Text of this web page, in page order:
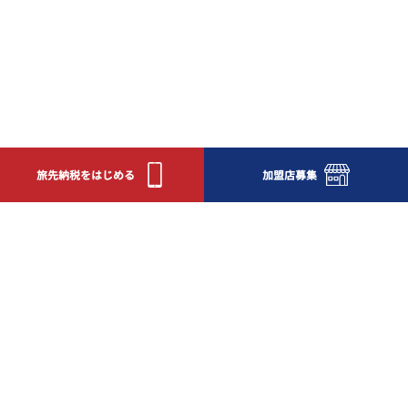
旅先納税をはじめる 加盟店募集